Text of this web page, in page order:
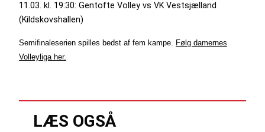
11.03. kl. 19:30: Gentofte Volley vs VK Vestsjælland
(Kildskovshallen)
Semifinaleserien spilles bedst af fem kampe. Følg damernes
Volleyliga her.
LÆS OGSÅ